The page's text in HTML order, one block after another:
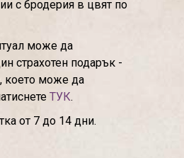
с бродерия в цвят по
може да
страхотен подарък -
което може да
ТУК.
от 7 до 14 дни.